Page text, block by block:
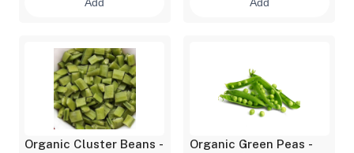
Organic Cluster Beans -
Organic Green Peas -